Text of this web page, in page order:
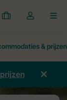
Mijn
Open
dropdown
mijn
account